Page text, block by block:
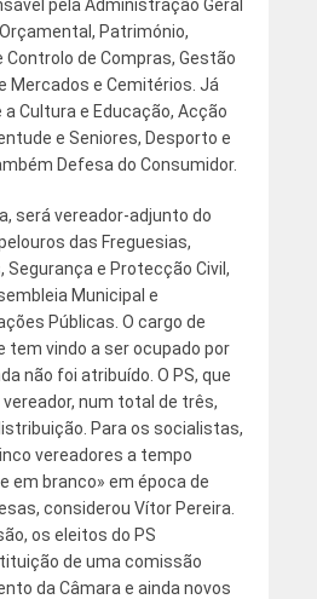
pela Administração Geral
Património,
de Compras, Gestão
Mercados e Cemitérios. Já
Cultura e Educação, Acção
e Seniores, Desporto e
Defesa do Consumidor.
será vereador-adjunto do
das Freguesias,
Segurança e Protecção Civil,
Municipal e
Públicas. O cargo de
tem vindo a ser ocupado por
não foi atribuído. O PS, que
num total de três,
Para os socialistas,
vereadores a tempo
em branco» em época de
considerou Vítor Pereira.
os eleitos do PS
de uma comissão
da Câmara e ainda novos